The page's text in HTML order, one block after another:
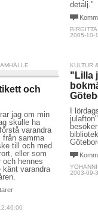
detalj."
2005-10-
och
jag om min
skulle ha
varandra
från samma
till och med
eller som
och hennes
känt varandra
KULTUR
"Lilla
I
2003-09-